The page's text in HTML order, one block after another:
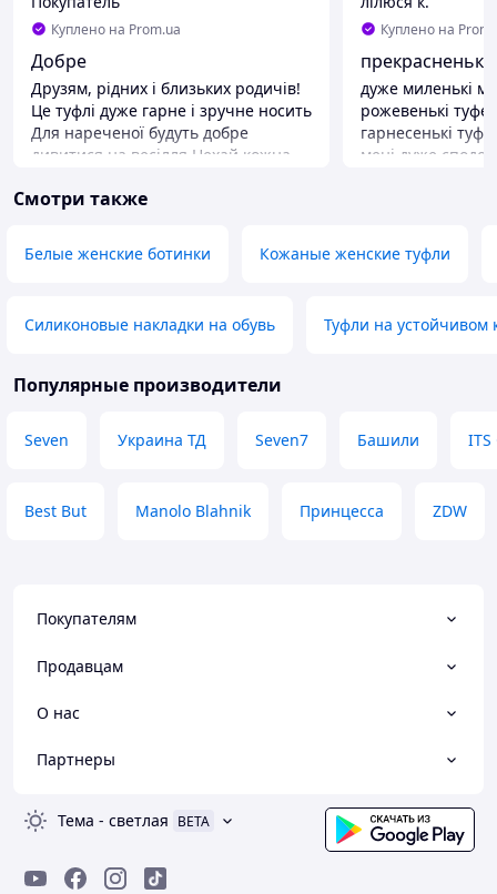
Куплено на Prom.ua
Добре
Друзям, рідних і близьких родичів!
Це туфлі дуже гарне і зручне носить
Для нареченої будуть добре
дивитися на весілля Нехай кожна
взуття як туфлі нареченої і
Преимущества
Куплено на
дуже миленькі
рожевенькі
гарнесенькі
мені дуже
щасливенька,
ідеальненько
туфельки такі
дуже
Смотри также
Белые женские ботинки Кожаные женские туфли
Силиконовые накладки на обувь Туфли на устойчивом
Популярные производители
Seven Украина ТД Seven7 Башили ITS
Best But Manolo Blahnik Принцесса ZDW
Покупателям
Продавцам
О нас
Партнеры
Тема - светлая BETA